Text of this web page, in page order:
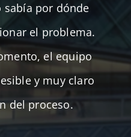
por dónde
el problema.
el equipo
y muy claro
del proceso.